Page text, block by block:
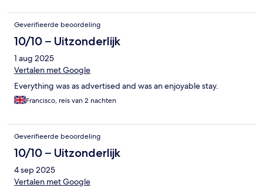
Geverifieerde beoordeling
10/10 – Uitzonderlijk
1 aug 2025
Vertalen met Google
Everything was as advertised and was an enjoyable stay.
Francisco, reis van 2 nachten
Geverifieerde beoordeling
10/10 – Uitzonderlijk
4 sep 2025
Vertalen met Google